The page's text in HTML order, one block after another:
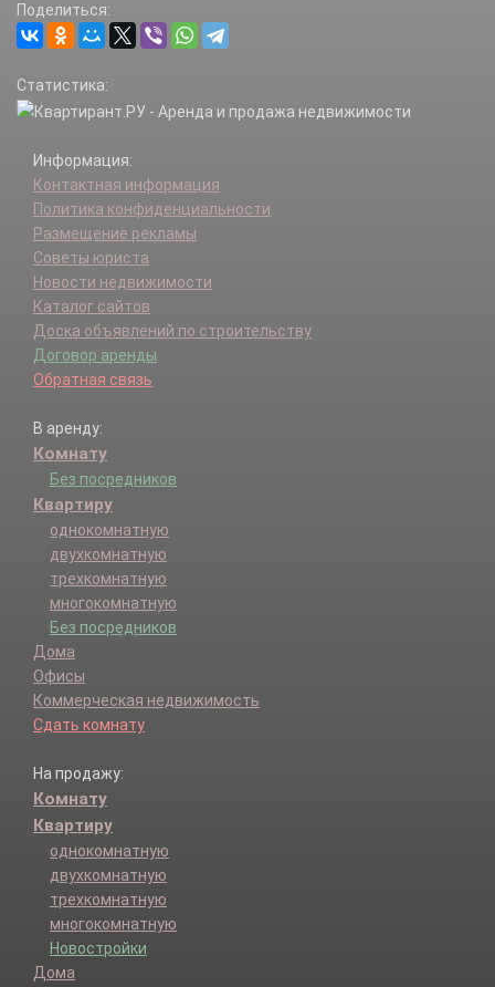
Переделкино п.
Пыхтино д.
Санаторий N10 п.
Санаторий N39 п.
Санатория N14 п.
Станции Внуково п.
ТИЗ Ново-Внуково нп.
Шельбутово д.
Поделиться:
Статистика:
Информация:
Контактная информация
Политика конфиденциальности
Размещение рекламы
Советы юриста
Новости недвижимости
Каталог сайтов
Доска объявлений по строительству
Договор аренды
Обратная связь
В аренду:
Комнату
Без посредников
Квартиру
однокомнатную
двухкомнатную
трехкомнатную
многокомнатную
Без посредников
Дома
Офисы
Коммерческая недвижимость
Сдать комнату
На продажу:
Комнату
Квартиру
однокомнатную
двухкомнатную
трехкомнатную
многокомнатную
Новостройки
Дома